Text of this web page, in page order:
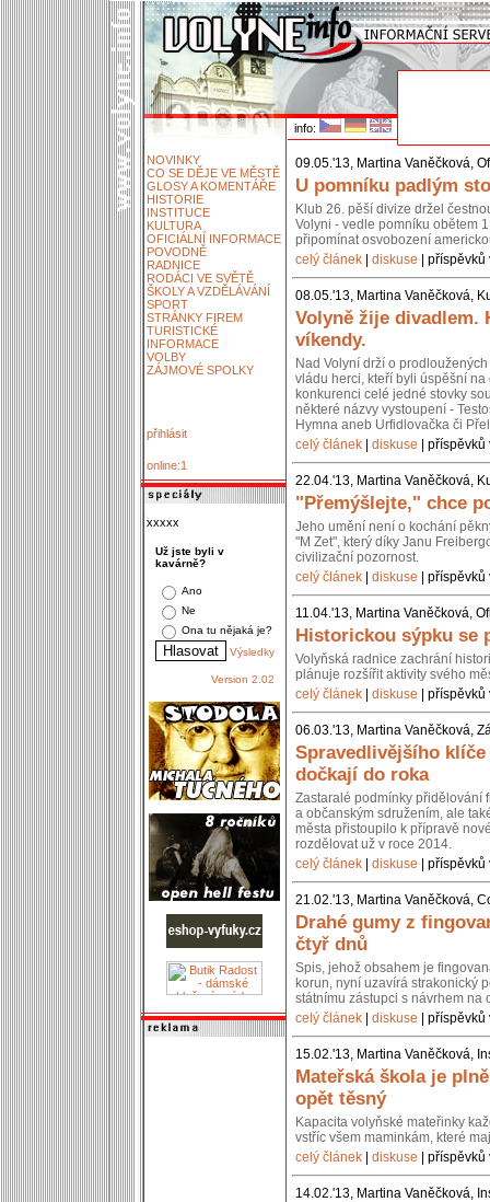
info:
NOVINKY
CO SE DĚJE VE MĚSTĚ
GLOSY A KOMENTÁŘE
HISTORIE
INSTITUCE
KULTURA
OFICIÁLNÍ INFORMACE
POVODNĚ
RADNICE
RODÁCI VE SVĚTĚ
ŠKOLY A VZDĚLÁVÁNÍ
SPORT
STRÁNKY FIREM
TURISTICKÉ
INFORMACE
VOLBY
ZÁJMOVÉ SPOLKY
přihlásit
online:1
xxxxx
Už jste byli v
kavárně?
Ano
Ne
Ona tu nějaká je?
Výsledky
Version 2.02
09.05.'13, Martina Vaněčková,
U pomníku padlým
Klub 26. pěší divize držel
Volyni - vedle pomníku obětem
připomínat osvobození
celý článek
diskuse |
08.05.'13, Martina Vaněčková,
Volyně žije divadlem.
víkendy.
Nad Volyní drží o
vládu herci, kteří byli úspěšní
konkurenci celé jedné stovky
některé názvy vystoupení -
Hymna aneb Urfidlovačka či
celý článek
diskuse |
22.04.'13, Martina Vaněčková,
"Přemýšlejte," chce
Jeho umění není o kochání
"M Zet", který díky Janu
civilizační pozornost.
celý článek
diskuse |
11.04.'13, Martina Vaněčková,
Historickou sýpku se
Volyňská radnice zachrání
plánuje rozšířit aktivity svého
celý článek
diskuse |
06.03.'13, Martina Vaněčková,
Spravedlivějšího
dočkají do roka
Zastaralé podmínky přidělování
a občanským sdružením, ale
města přistoupilo k přípravě
rozdělovat už v roce 2014.
celý článek
diskuse |
21.02.'13, Martina Vaněčková,
Drahé gumy z
čtyř dnů
Spis, jehož obsahem je
korun, nyní uzavírá strakonický
státnímu zástupci s návrhem na
celý článek
diskuse |
15.02.'13, Martina Vaněčková,
Mateřská škola je
opět těsný
Kapacita volyňské mateřinky
vstříc všem maminkám, které
celý článek
diskuse |
14.02.'13, Martina Vaněčková,